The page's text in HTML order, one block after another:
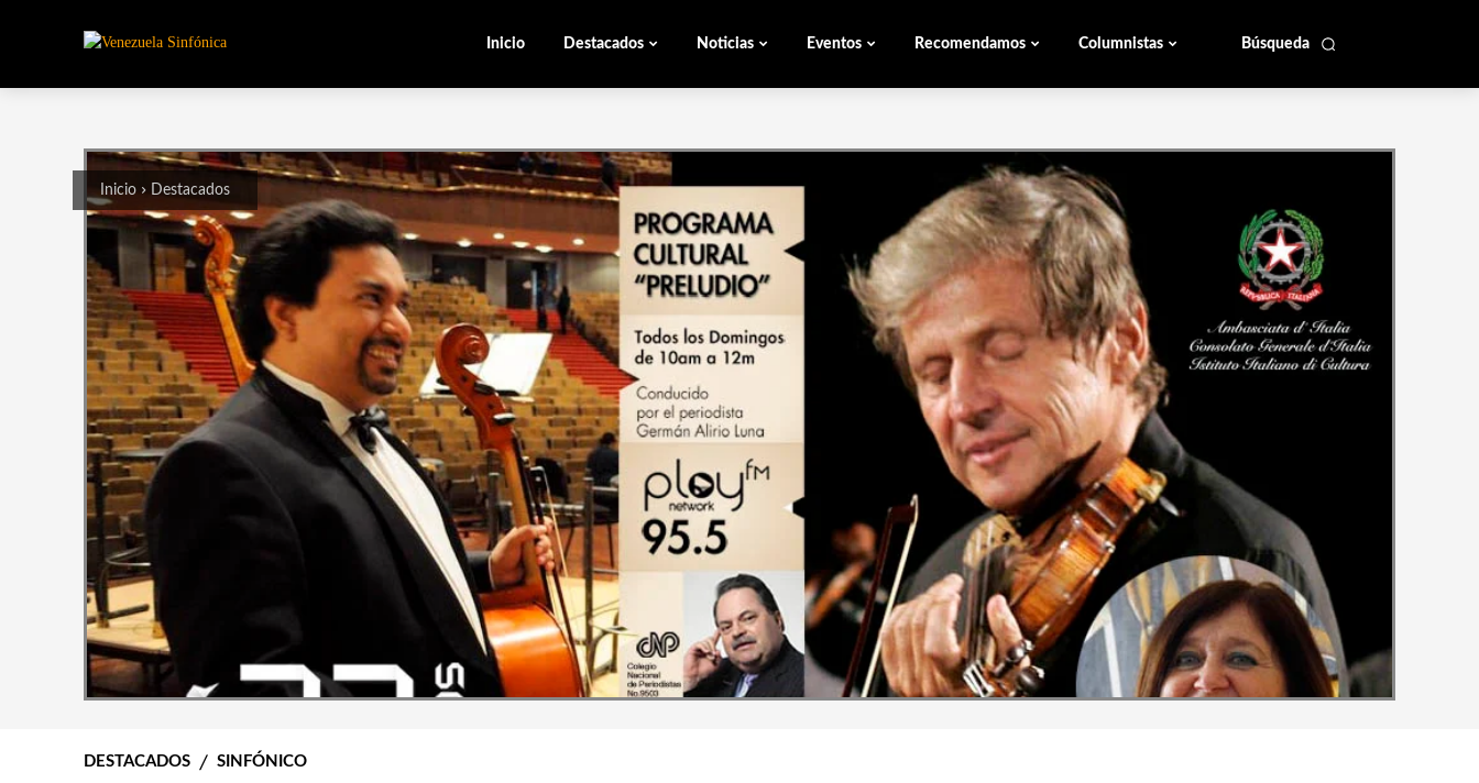
Búsqueda
Inicio Destacados Noticias Eventos Recomendamos Columnistas
Inicio Destacados
DESTACADOS SINFÓNICO